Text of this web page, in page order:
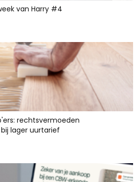
van Harry #4
rechtsvermoeden
lager uurtarief